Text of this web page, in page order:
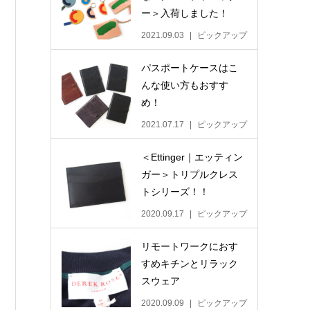
ー＞入荷しました！
2021.09.03 ピックアップ
パスポートケースはこ
んな使い方もおすす
め！
2021.07.17 ピックアップ
＜Ettinger｜エッティン
ガー＞トリプルクレス
トシリーズ！！
2020.09.17 ピックアップ
リモートワークにおす
すめキチンとリラック
スウェア
2020.09.09 ピックアップ